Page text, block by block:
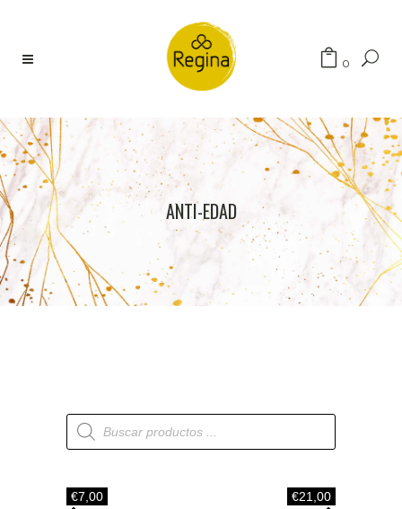
0
ANTI-EDAD
Búsqueda
de
productos
€7,00 €21,00